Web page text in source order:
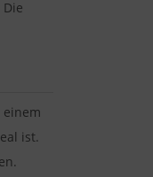
ist.